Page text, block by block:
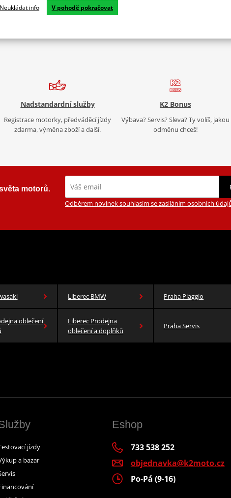
Nadstandardní služby
Registrace motorky, předváděcí jízdy
zdarma, výměna zboží a další.
K2 Bonus
Výbava? Servis? Sleva? Ty volíš, jakou
odměnu chceš!
motorů.
Odběrem novinek souhlasím se zasíláním osobních
Liberec BMW Praha Piaggio
oblečení
Liberec Prodejna
oblečení a doplňků
Praha Servis
jízdy
a bazar
Eshop
733 538 252
objednavka@k2moto.cz
Po-Pá (9-16)
Neukládat info V pohodě pokračovat